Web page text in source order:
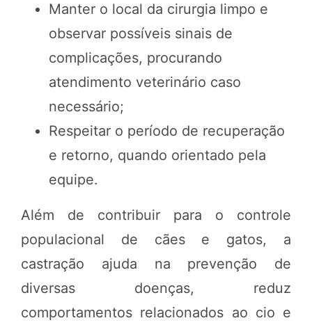
Manter o local da cirurgia limpo e
observar possíveis sinais de
complicações, procurando
atendimento veterinário caso
necessário;
Respeitar o período de recuperação
e retorno, quando orientado pela
equipe.
Além de contribuir para o controle
populacional de cães e gatos, a
castração ajuda na prevenção de
diversas doenças, reduz
comportamentos relacionados ao cio e